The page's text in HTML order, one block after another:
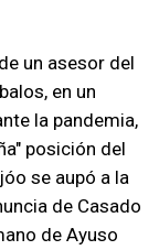
un asesor del
en un
la pandemia,
posición del
se aupó a la
de Casado
de Ayuso